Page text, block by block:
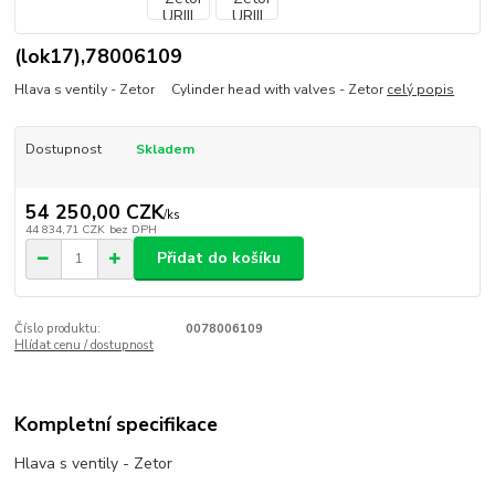
(lok17),78006109
Hlava s ventily - Zetor Cylinder head with valves - Zetorcelý popis
Dostupnost Skladem
54 250,00 CZK/ks
44 834,71 CZK bez DPH
Přidat do košíku
Číslo produktu:
0078006109
Hlídat cenu / dostupnost
Kompletní specifikace
Hlava s ventily - Zetor